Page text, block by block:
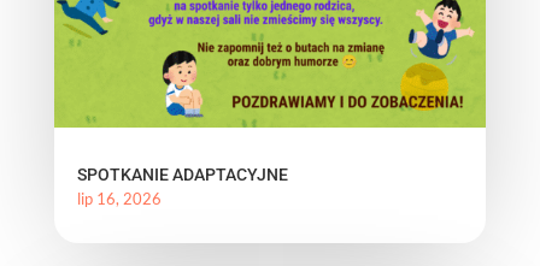
SPOTKANIE ADAPTACYJNE
lip 16, 2026